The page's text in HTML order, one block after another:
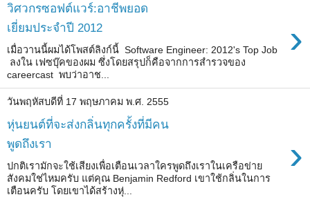
วิศวกรซอฟต์แวร์:อาชีพยอด
เยี่ยมประจำปี 2012
›
เมื่อวานนี้ผมได้โพสต์ลิงก์นี้ Software Engineer: 2012's Top Job
ลงใน เฟซบุ๊คของผม ซึ่งโดยสรุปก็คือจากการสำรวจของ
careercast พบว่าอาช...
วันพฤหัสบดีที่ 17 พฤษภาคม พ.ศ. 2555
หุ่นยนต์ที่จะส่งกลิ่นทุกครั้งที่มีคน
พูดถึงเรา
›
ปกติเรามักจะใช้เสียงเพื่อเตือนเวลาใครพูดถึงเราในเครือข่าย
สังคมใช่ไหมครับ แต่คุณ Benjamin Redford เขาใช้กลิ่นในการ
เตือนครับ โดยเขาได้สร้างหุ่...